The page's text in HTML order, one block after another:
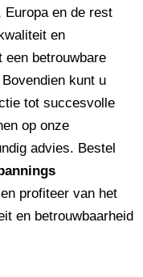
Europa en de rest
en
een betrouwbare
kunt u
tot succesvolle
op onze
advies. Bestel
en profiteer van het
en betrouwbaarheid